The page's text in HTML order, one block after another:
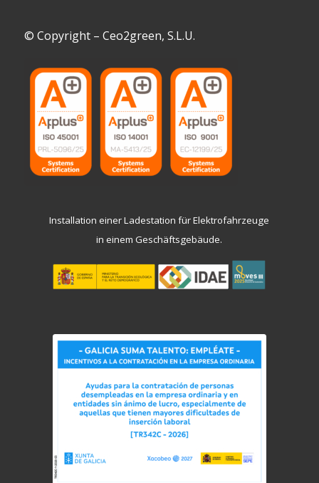
© Copyright – Ceo2green, S.L.U.
Installation einer Ladestation für Elektrofahrzeuge
in einem Geschäftsgebäude.